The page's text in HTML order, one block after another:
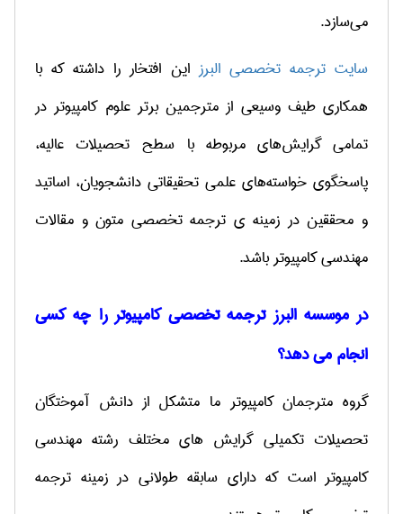
می‌سازد.
سایت ترجمه تخصصی البرزاین افتخار را داشته که با
همکاری طیف وسیعی از مترجمین برتر علوم کامپیوتر در
تمامی گرایش‌های مربوطه با سطح تحصیلات عالیه،
پاسخگوی خواسته‌های علمی تحقیقاتی دانشجویان، اساتید
و محققین در زمینه ی ترجمه تخصصی متون و مقالات
مهندسی کامپیوتر باشد.
در موسسه البرز ترجمه تخصصی کامپیوتر را چه کسی
انجام می دهد؟
گروه مترجمان كامپیوتر ما متشكل از دانش آموختگان
تحصیلات تكمیلی گرایش های مختلف رشته مهندسی
كامپیوتر است كه دارای سابقه طولانی در زمینه ترجمه